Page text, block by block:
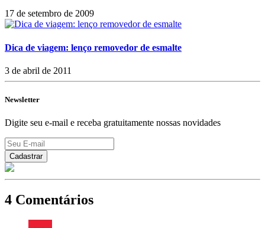
17 de setembro de 2009
Dica de viagem: lenço removedor de esmalte
3 de abril de 2011
Newsletter
Digite seu e-mail e receba gratuitamente nossas novidades
4 Comentários